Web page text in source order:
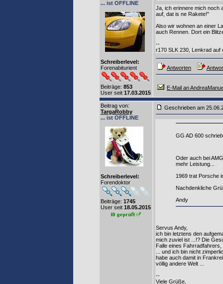
... ist OFFLINE
Schreiberlevel:
Forenabiturient
Beiträge: 853
User seit 17.03.2015
Ja, ich erinnere mich noch
auf, dat is ne Rakete!"
Also wir wohnen an einer
auch Rennen. Dort ein
--
r170 SLK 230, Lenkrad auf
Antworten
E-Mail an
Beitrag von:
TargaRobby
... ist OFFLINE
Schreiberlevel:
Forendoktor
Beiträge: 1745
User seit 18.05.2015
Geschrieben am
GG AD 600
Oder auch bei
mehr Leistung...
1969 trat Porsche
Nachdenkliche
Andy
Servus Andy,
ich bin letztens den
mich zuviel ist ...!? Die
Falle eines
... und ich bin nicht
habe auch damit in
völlig andere Welt ...
--
Viele Grüße,